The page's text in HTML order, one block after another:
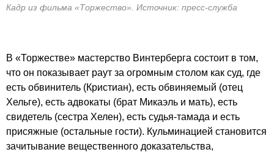
Кадр из фильма «Торжество». Источник: пресс-служба
В «Торжестве» мастерство Винтерберга состоит в том,
что он показывает раут за огромным столом как суд, где
есть обвинитель (Кристиан), есть обвиняемый (отец
Хельге), есть адвокаты (брат Микаэль и мать), есть
свидетель (сестра Хелен), есть судья-тамада и есть
присяжные (остальные гости). Кульминацией становится
зачитывание вещественного доказательства,